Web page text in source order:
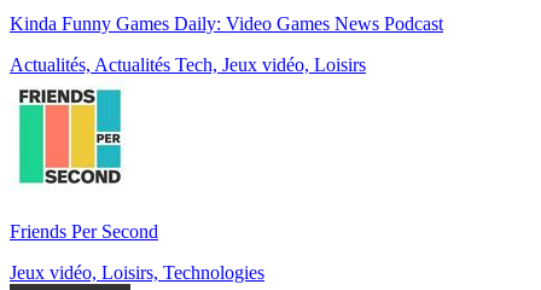
Kinda Funny Games Daily: Video Games News Podcast
Actualités, Actualités Tech, Jeux vidéo, Loisirs
Friends Per Second
Jeux vidéo, Loisirs, Technologies